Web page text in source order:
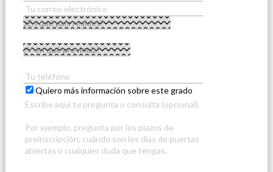
Quiero más información sobre este grado